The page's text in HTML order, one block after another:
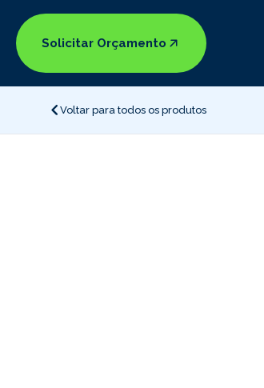
Solicitar Orçamento
Voltar para todos os produtos